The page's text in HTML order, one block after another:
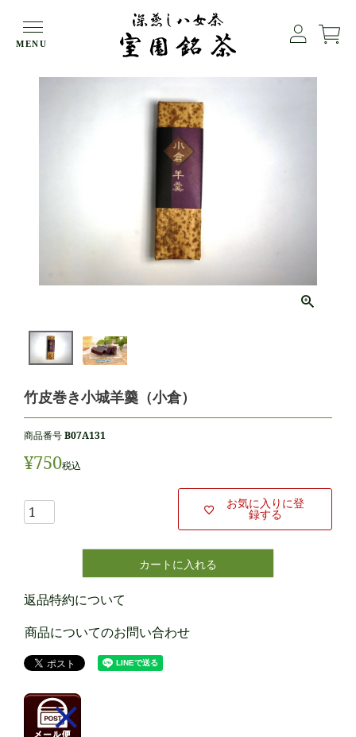
MENU
HOME お菓子・お茶とお菓子 竹皮巻き小城羊羹（小倉）
竹皮巻き小城羊羹（小倉）
商品番号 B07A131
¥750税込
お気に入りに登
録する
カートに入れる
返品特約について
商品についてのお問い合わせ